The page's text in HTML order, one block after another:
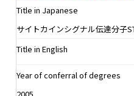
Title in Japanese
サイトカインシグナル伝達分子
Title in English
Year of conferral of degrees